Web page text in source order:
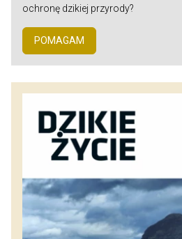
ochronę dzikiej przyrody?
POMAGAM